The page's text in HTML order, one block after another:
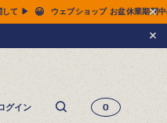
の配送に関して ▶ 😀 ウェブショップ お
グイン 0